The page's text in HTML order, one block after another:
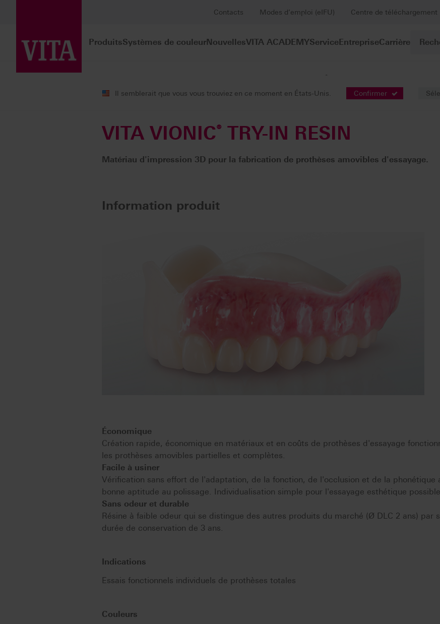
Contacts Modes d’emploi (eIFU) Centre de téléchargement
ProduitsSystèmes de couleurNouvellesVITA ACADEMYServiceEntrepriseCarrière
Il semblerait que vous vous trouviez en ce moment en États-Unis. Confirmer
®
VITA VIONIC® TRY-IN RESIN
Matériau d'impression 3D pour la fabrication de prothèses amovibles d'essayage.
Information produit
Économique
Création rapide, économique en matériaux et en coûts de prothèses d'essayage
les prothèses amovibles partielles et complètes.
Facile à usiner
Vérification sans effort de l'adaptation, de la fonction, de l'occlusion et de la phonétique
bonne aptitude au polissage. Individualisation simple pour l'essayage esthétique
Sans odeur et durable
Résine à faible odeur qui se distingue des autres produits du marché (Ø DLC 2 ans) par
durée de conservation de 3 ans.
Indications
Essais fonctionnels individuels de prothèses totales
Couleurs